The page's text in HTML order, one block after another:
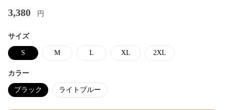
3,380 円
サイズ
S M L XL 2XL
カラー
ブラック ライトブルー